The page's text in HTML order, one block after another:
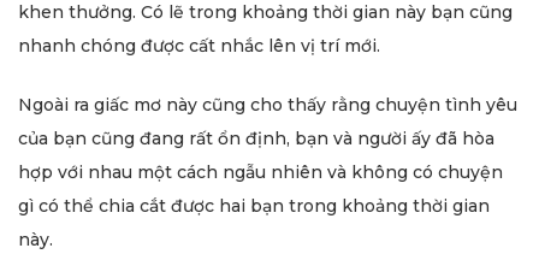
khen thưởng. Có lẽ trong khoảng thời gian này bạn cũng
nhanh chóng được cất nhắc lên vị trí mới.
Ngoài ra giấc mơ này cũng cho thấy rằng chuyện tình yêu
của bạn cũng đang rất ổn định, bạn và người ấy đã hòa
hợp với nhau một cách ngẫu nhiên và không có chuyện
gì có thể chia cắt được hai bạn trong khoảng thời gian
này.